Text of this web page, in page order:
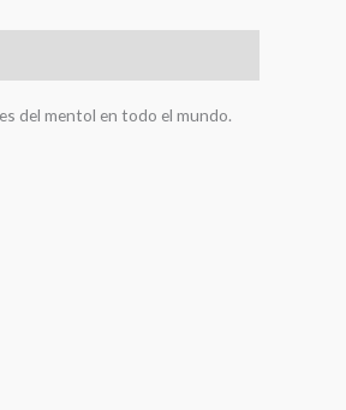
del mentol en todo el mundo.